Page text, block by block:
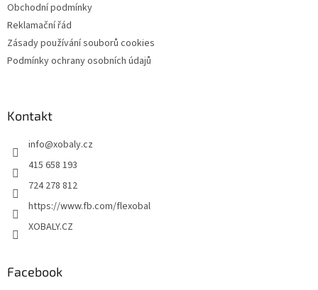
Obchodní podmínky
Reklamační řád
Zásady používání souborů cookies
Podmínky ochrany osobních údajů
Kontakt
info@xobaly.cz
415 658 193
724 278 812
https://www.fb.com/flexobal
XOBALY.CZ
Facebook